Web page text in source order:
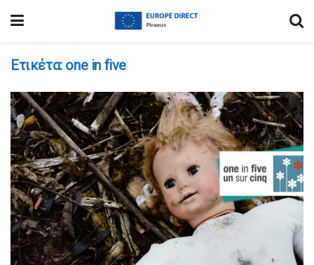
Ετικέτα: one in five